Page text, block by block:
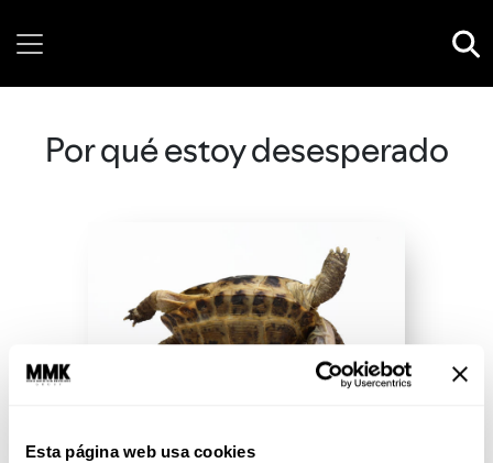
Esta página web usa cookies
Por qué estoy desesperado